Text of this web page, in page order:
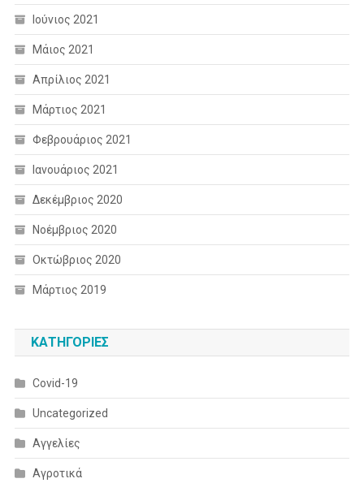
Ιούνιος 2021
Μάιος 2021
Απρίλιος 2021
Μάρτιος 2021
Φεβρουάριος 2021
Ιανουάριος 2021
Δεκέμβριος 2020
Νοέμβριος 2020
Οκτώβριος 2020
Μάρτιος 2019
KΑΤΗΓΟΡΊΕΣ
Covid-19
Uncategorized
Αγγελίες
Αγροτικά